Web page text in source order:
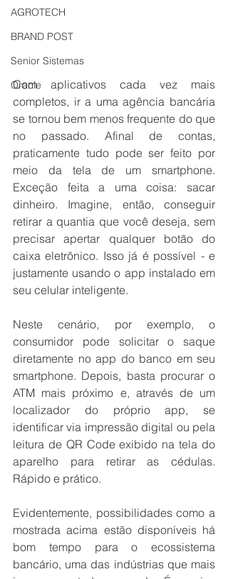
AGROTECH
BRAND POST
Senior Sistemas
Oracle
Com aplicativos cada vez mais
completos, ir a uma agência bancária
se tornou bem menos frequente do que
no passado. Afinal de contas,
praticamente tudo pode ser feito por
meio da tela de um smartphone.
Exceção feita a uma coisa: sacar
dinheiro. Imagine, então, conseguir
retirar a quantia que você deseja, sem
precisar apertar qualquer botão do
caixa eletrônico. Isso já é possível - e
justamente usando o app instalado em
seu celular inteligente.
Neste cenário, por exemplo, o
consumidor pode solicitar o saque
diretamente no app do banco em seu
smartphone. Depois, basta procurar o
ATM mais próximo e, através de um
localizador do próprio app, se
identificar via impressão digital ou pela
leitura de QR Code exibido na tela do
aparelho para retirar as cédulas.
Rápido e prático.
Evidentemente, possibilidades como a
mostrada acima estão disponíveis há
bom tempo para o ecossistema
bancário, uma das indústrias que mais